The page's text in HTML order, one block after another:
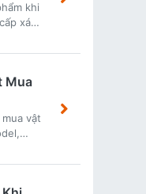
khi
xác
cách
Mua
vật
sánh